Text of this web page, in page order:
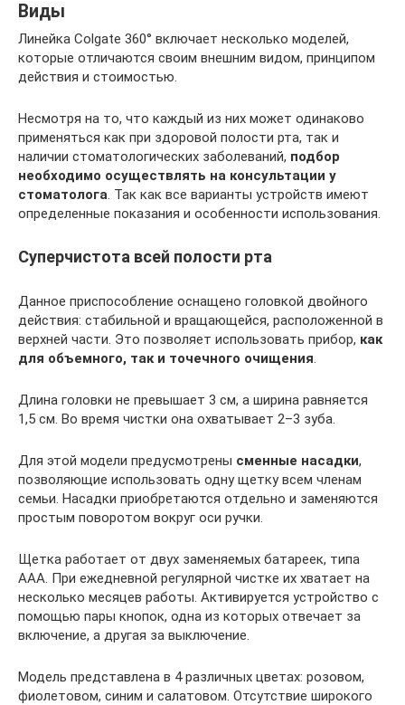
Виды
Линейка Colgate 360° включает несколько моделей,
которые отличаются своим внешним видом, принципом
действия и стоимостью.
Несмотря на то, что каждый из них может одинаково
применяться как при здоровой полости рта, так и
наличии стоматологических заболеваний, подбор
необходимо осуществлять на консультации у
стоматолога. Так как все варианты устройств имеют
определенные показания и особенности использования.
Суперчистота всей полости рта
Данное приспособление оснащено головкой двойного
действия: стабильной и вращающейся, расположенной в
верхней части. Это позволяет использовать прибор, как
для объемного, так и точечного очищения.
Длина головки не превышает 3 см, а ширина равняется
1,5 см. Во время чистки она охватывает 2–3 зуба.
Для этой модели предусмотрены сменные насадки,
позволяющие использовать одну щетку всем членам
семьи. Насадки приобретаются отдельно и заменяются
простым поворотом вокруг оси ручки.
Щетка работает от двух заменяемых батареек, типа
ААА. При ежедневной регулярной чистке их хватает на
несколько месяцев работы. Активируется устройство с
помощью пары кнопок, одна из которых отвечает за
включение, а другая за выключение.
Модель представлена в 4 различных цветах: розовом,
фиолетовом, синим и салатовом. Отсутствие широкого